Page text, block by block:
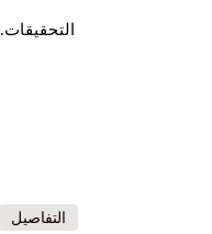
التحقيقات.
التفاصيل